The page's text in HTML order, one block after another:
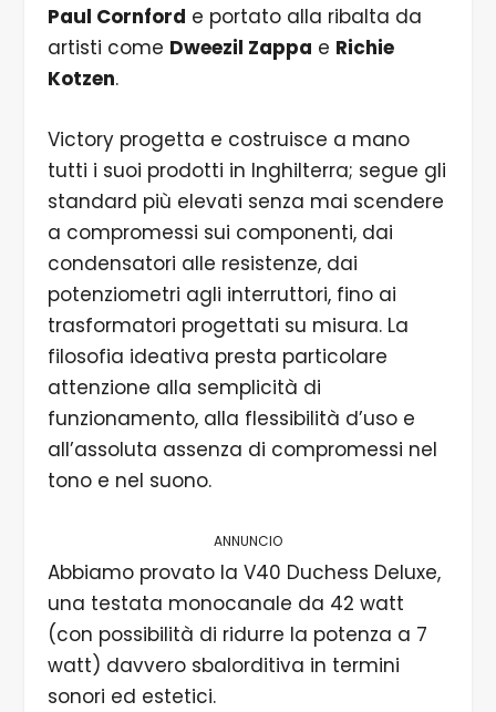
Paul Cornford e portato alla ribalta da
artisti come Dweezil Zappa e Richie
Kotzen.
Victory progetta e costruisce a mano
tutti i suoi prodotti in Inghilterra; segue gli
standard più elevati senza mai scendere
a compromessi sui componenti, dai
condensatori alle resistenze, dai
potenziometri agli interruttori, fino ai
trasformatori progettati su misura. La
filosofia ideativa presta particolare
attenzione alla semplicità di
funzionamento, alla flessibilità d’uso e
all’assoluta assenza di compromessi nel
tono e nel suono.
ANNUNCIO
Abbiamo provato la V40 Duchess Deluxe,
una testata monocanale da 42 watt
(con possibilità di ridurre la potenza a 7
watt) davvero sbalorditiva in termini
sonori ed estetici.